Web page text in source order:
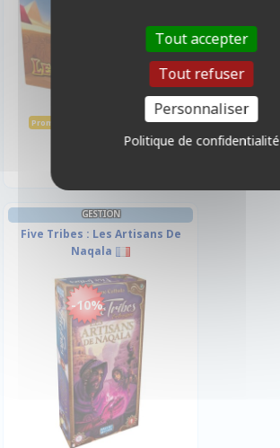
Promo -10% 13,00 € Promo -10%
GESTION
Five Tribes : Les Artisans De
Naqala
-10%
Tout accepter
Tout refuser
Personnaliser
Politique de confidentialité